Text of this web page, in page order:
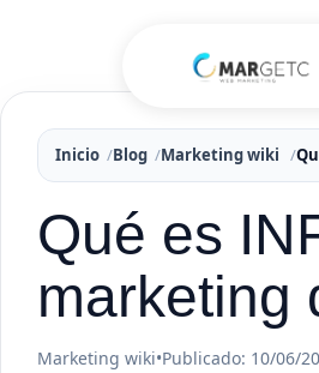
Inicio Blog Marketing wiki
Qué es
marketing
Marketing wiki•Publicado: 10/06/